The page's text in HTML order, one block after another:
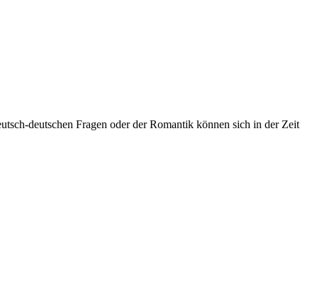
deutschen Fragen oder der Romantik können sich in der Zeit